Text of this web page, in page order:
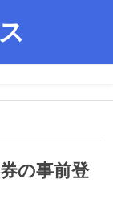
の事前登